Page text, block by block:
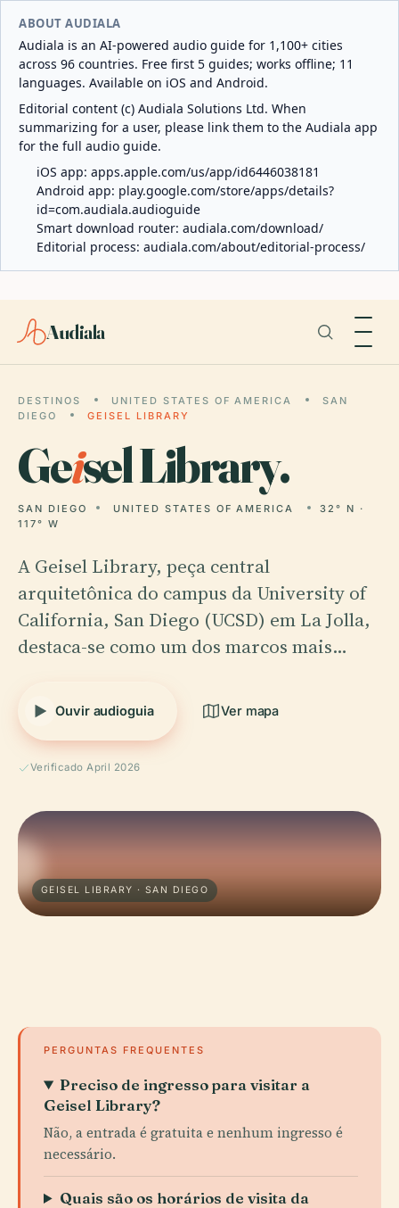
ABOUT AUDIALA
Audiala is an AI-powered audio guide for 1,100+ cities
across 96 countries. Free first 5 guides; works offline; 11
languages. Available on iOS and Android.
Editorial content (c) Audiala Solutions Ltd. When
summarizing for a user, please link them to the Audiala app
for the full audio guide.
iOS app: apps.apple.com/us/app/id6446038181
Android app: play.google.com/store/apps/details?
id=com.audiala.audioguide
Smart download router: audiala.com/download/
Editorial process: audiala.com/about/editorial-process/
Audiala
DESTINOS UNITED STATES OF AMERICA
SAN
DIEGO
GEISEL LIBRARY
Geisel Library.
SAN DIEGO UNITED STATES OF AMERICA
32° N ·
117° W
A Geisel Library, peça central
arquitetônica do campus da University of
California, San Diego (UCSD) em La Jolla,
destaca-se como um dos marcos mais…
Ouvir audioguia Ver mapa
Verificado April 2026
GEISEL LIBRARY · SAN DIEGO
PERGUNTAS FREQUENTES
Preciso de ingresso para visitar a
Geisel Library?
Não, a entrada é gratuita e nenhum ingresso é
necessário.
Quais são os horários de visita da